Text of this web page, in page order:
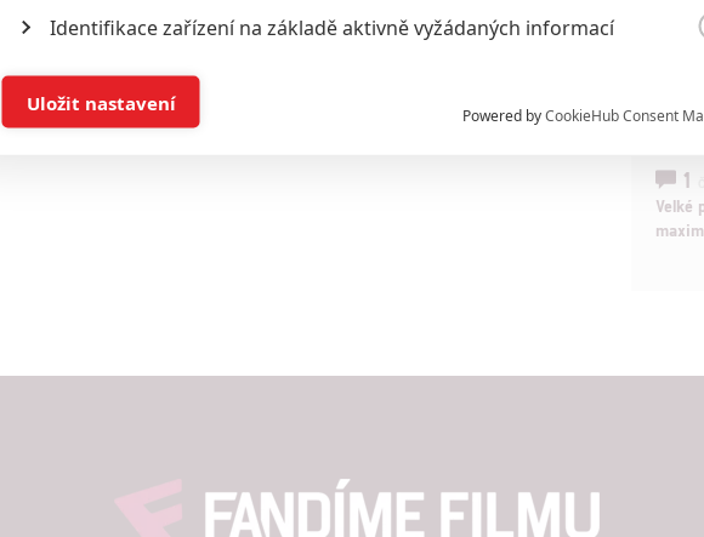
Děti
1
Velké
Identifikace zařízení na základě aktivně vyžádaných informací
Ukládání a/nebo přístup k informacím v zařízení
Poskytování a zobrazování reklamy a obsahu
Powered byCookieHub Consent
Uložit nastavení